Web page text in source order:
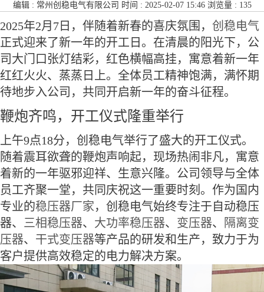
编辑 : 常州创稳电气有限公司 时间 : 2025-02-07 15:46 浏览量 : 135
2025年2月7日，伴随着新春的喜庆氛围， 创稳电气
正式迎来了新一年的开工日。在清晨的阳光下，公
司大门口张灯结彩，红色横幅高挂，寓意着新一年
红红火火、蒸蒸日上。全体员工精神饱满，满怀期
待地步入公司，共同开启新一年的奋斗征程。
鞭炮齐鸣，开工仪式隆重举行
上午9点18分，创稳电气举行了盛大的开工仪式。
随着震耳欲聋的鞭炮声响起，现场热闹非凡，寓意
着新的一年驱邪迎祥、生意兴隆。公司领导与全体
员工齐聚一堂，共同庆祝这一重要时刻。作为国内
专业的稳压器厂家，创稳电气始终专注于自动稳压
器、 三相稳压器、 大功率稳压器、 变压器、
隔离变
压器、 干式变压器等产品的研发和生产，致力于为
客户提供高效稳定的电力解决方案。